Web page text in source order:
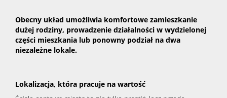
Obecny układ umożliwia komfortowe zamieszkanie
dużej rodziny, prowadzenie działalności w wydzielonej
części mieszkania lub ponowny podział na dwa
niezależne lokale.
Lokalizacja, która pracuje na wartość